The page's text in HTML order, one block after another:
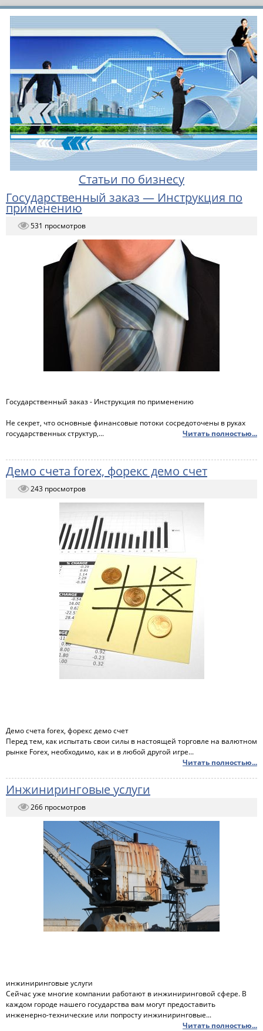
Статьи по бизнесу
Государственный заказ — Инструкция по
применению
531 просмотров
Государственный заказ - Инструкция по применению
Не секрет, что основные финансовые потоки сосредоточены в руках
государственных структур,...
Читать полностью...
Демо счета forex, форекс демо счет
243 просмотров
Демо счета forex, форекс демо счет
Перед тем, как испытать свои силы в настоящей торговле на валютном
рынке Forex, необходимо, как и в любой другой игре...
Читать полностью...
Инжиниринговые услуги
266 просмотров
инжиниринговые услуги
Сейчас уже многие компании работают в инжиниринговой сфере. В
каждом городе нашего государства вам могут предоставить
инженерно-технические или попросту инжиниринговые...
Читать полностью...